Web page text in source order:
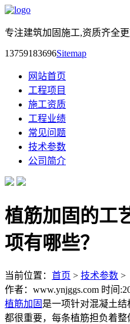
专注建筑加固施工,资质齐全
13759183696Sitemap
网站首页
工程项目
施工资质
工程业绩
常见问题
技术参数
公司简介
植筋加固的工
项有哪些？
当前位置： 首页 > 技术参数 >
作者：www.ynjggs.com 时间
植筋加固 是一项针对混凝土
都很重要，每条植筋担负着